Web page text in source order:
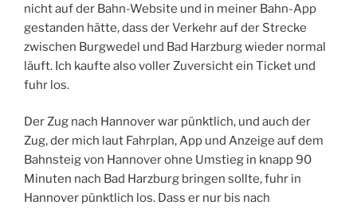
nicht auf der Bahn-Website und in meiner Bahn-App
gestanden hätte, dass der Verkehr auf der Strecke
zwischen Burgwedel und Bad Harzburg wieder normal
läuft. Ich kaufte also voller Zuversicht ein Ticket und
fuhr los.
Der Zug nach Hannover war pünktlich, und auch der
Zug, der mich laut Fahrplan, App und Anzeige auf dem
Bahnsteig von Hannover ohne Umstieg in knapp 90
Minuten nach Bad Harzburg bringen sollte, fuhr in
Hannover pünktlich los. Dass er nur bis nach